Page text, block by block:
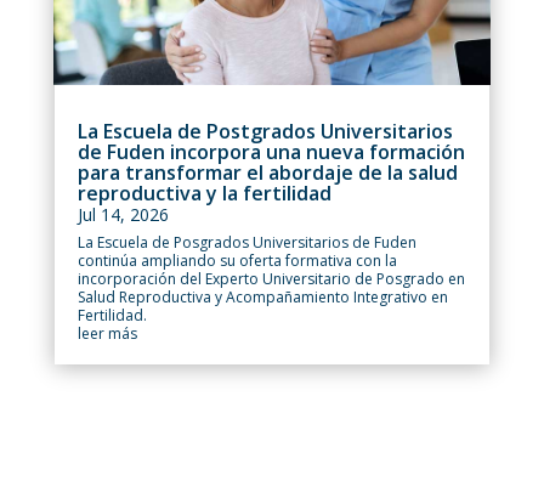
La Escuela de Postgrados Universitarios
de Fuden incorpora una nueva formación
para transformar el abordaje de la salud
reproductiva y la fertilidad
Jul 14, 2026
La Escuela de Posgrados Universitarios de Fuden
continúa ampliando su oferta formativa con la
incorporación del Experto Universitario de Posgrado en
Salud Reproductiva y Acompañamiento Integrativo en
Fertilidad.
leer más